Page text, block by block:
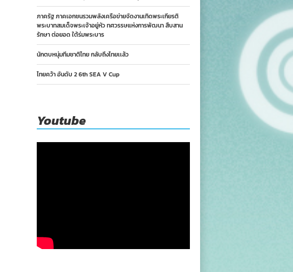
ภาครัฐ ภาคเอกชนรวมพลังเครือข่ายจัดงานเทิดพระเกียรติ
พระบาทสมเด็จพระเจ้าอยู่หัว ทศวรรษแห่งการพัฒนา สืบสาน
รักษา ต่อยอด ใต้ร่มพระบาร
นักตบหนุ่มทีมชาติไทย กลับถึงไทยเเล้ว
ไทยคว้า อันดับ 2 6th SEA V Cup
Youtube